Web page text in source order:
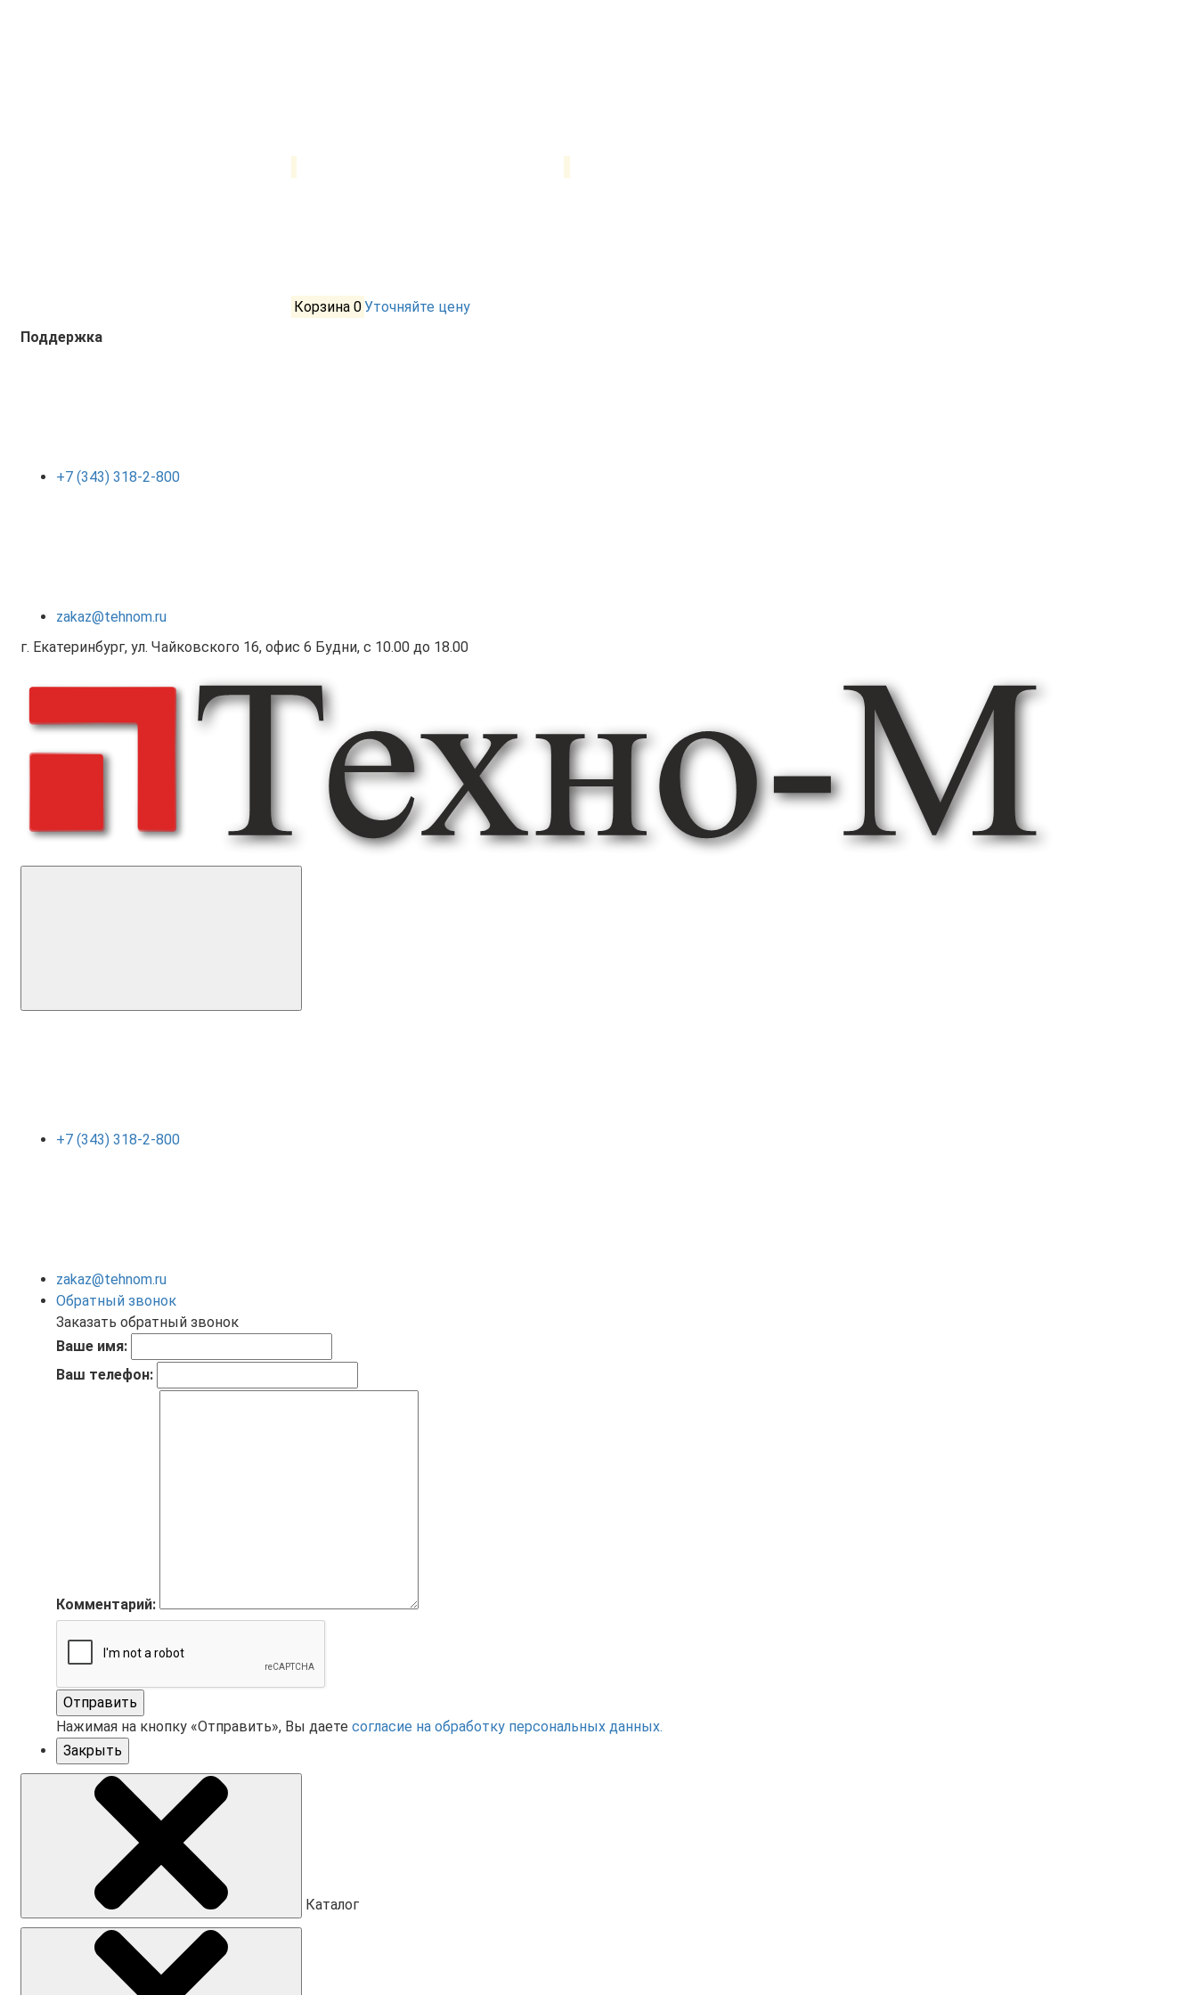
Корзина 0Уточняйте цену
Поддержка
+7 (343) 318-2-800
zakaz@tehnom.ru
г. Екатеринбург, ул. Чайковского 16, офис 6 Будни, с 10.00 до 18.00
+7 (343) 318-2-800
zakaz@tehnom.ru
Обратный звонок
Заказать обратный звонок
Ваше имя:
Ваш телефон:
Комментарий:
Отправить
Нажимая на кнопку «Отправить», Вы даете согласие на обработку персональных данных.
Закрыть
Каталог